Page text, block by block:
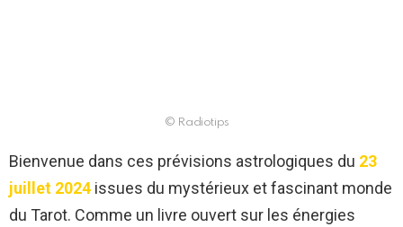
© Radiotips
Bienvenue dans ces prévisions astrologiques du 23
juillet 2024 issues du mystérieux et fascinant monde
du Tarot. Comme un livre ouvert sur les énergies